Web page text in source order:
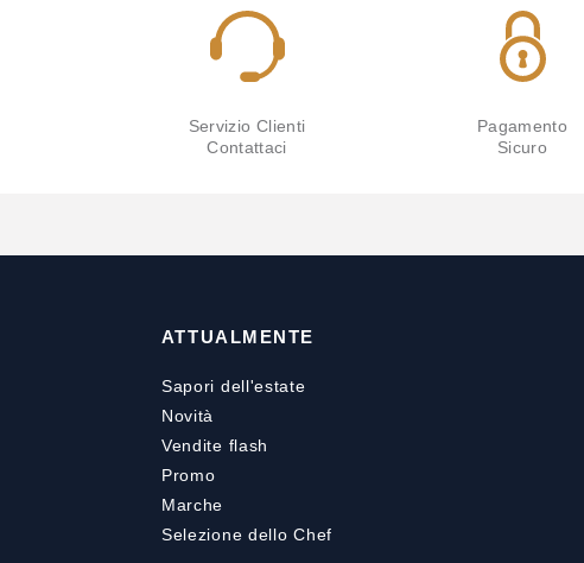
Servizio Clienti
Contattaci
Pagamento
Sicuro
ATTUALMENTE
Sapori dell'estate
Novità
Vendite flash
Promo
Marche
Selezione dello Chef